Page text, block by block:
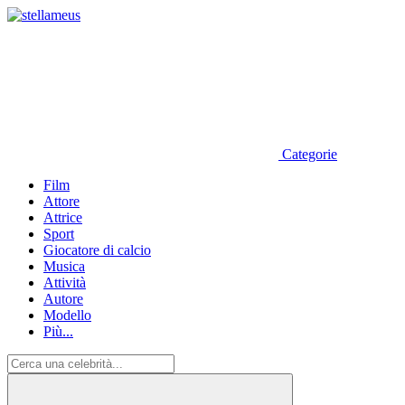
Categorie
Film
Attore
Attrice
Sport
Giocatore di calcio
Musica
Attività
Autore
Modello
Più...